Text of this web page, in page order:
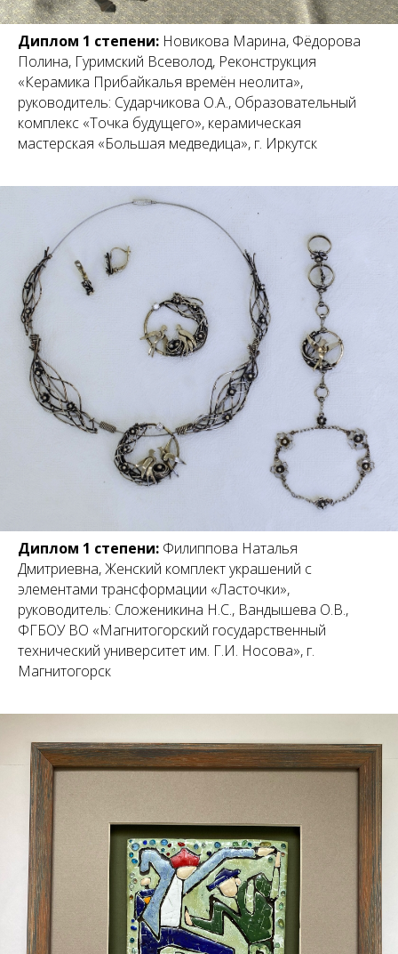
Диплом 1 степени: Новикова Марина, Фёдорова
Полина, Гуримский Всеволод, Реконструкция
«Керамика Прибайкалья времён неолита»,
руководитель: Сударчикова О.А., Образовательный
комплекс «Точка будущего», керамическая
мастерская «Большая медведица», г. Иркутск
Диплом 1 степени: Филиппова Наталья
Дмитриевна, Женский комплект украшений с
элементами трансформации «Ласточки»,
руководитель: Сложеникина Н.С., Вандышева О.В.,
ФГБОУ ВО «Магнитогорский государственный
технический университет им. Г.И. Носова», г.
Магнитогорск